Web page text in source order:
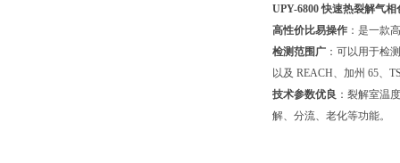
UPY-6800 快速热裂解气
高性价比易操作 ：是一款
检测范围广 ：可以用于检
以及 REACH、加州 65、
技术参数优良 ：裂解室温
解、分流、老化等功能。